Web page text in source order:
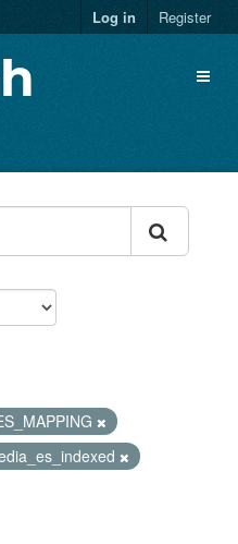
Log in Register